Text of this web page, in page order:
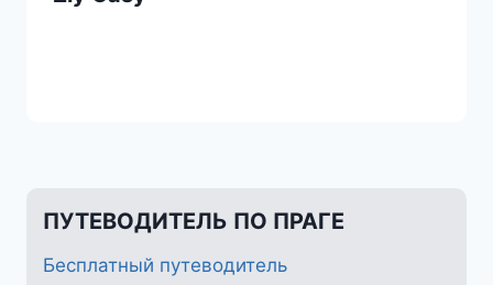
ПУТЕВОДИТЕЛЬ ПО ПРАГЕ
Бесплатный путеводитель